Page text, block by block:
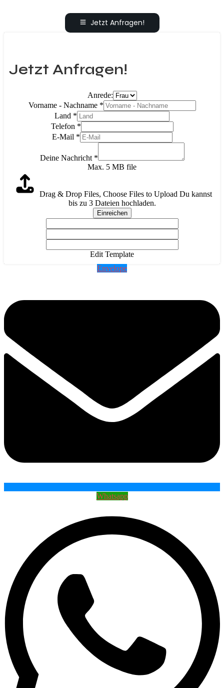
Jetzt Anfragen!
Jetzt Anfragen!
Anrede:
Vorname - Nachname *
Land *
Telefon *
E-Mail *
Deine Nachricht *
Max. 5 MB file
Drag & Drop Files, Choose Files to Upload Du kannst
bis zu 3 Dateien hochladen.
Einreichen
Edit Template
Envelope
Whatsapp